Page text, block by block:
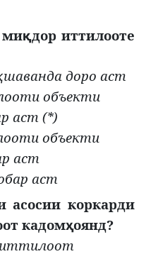
миқдор иттилооте
шаванда доро аст
объекти
аст (*)
объекти
аст
аст
асосии коркарди
кадомҳоянд?
иттилоот